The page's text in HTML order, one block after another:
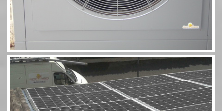
Photovoltaïque Rivsol 5,8 couplé